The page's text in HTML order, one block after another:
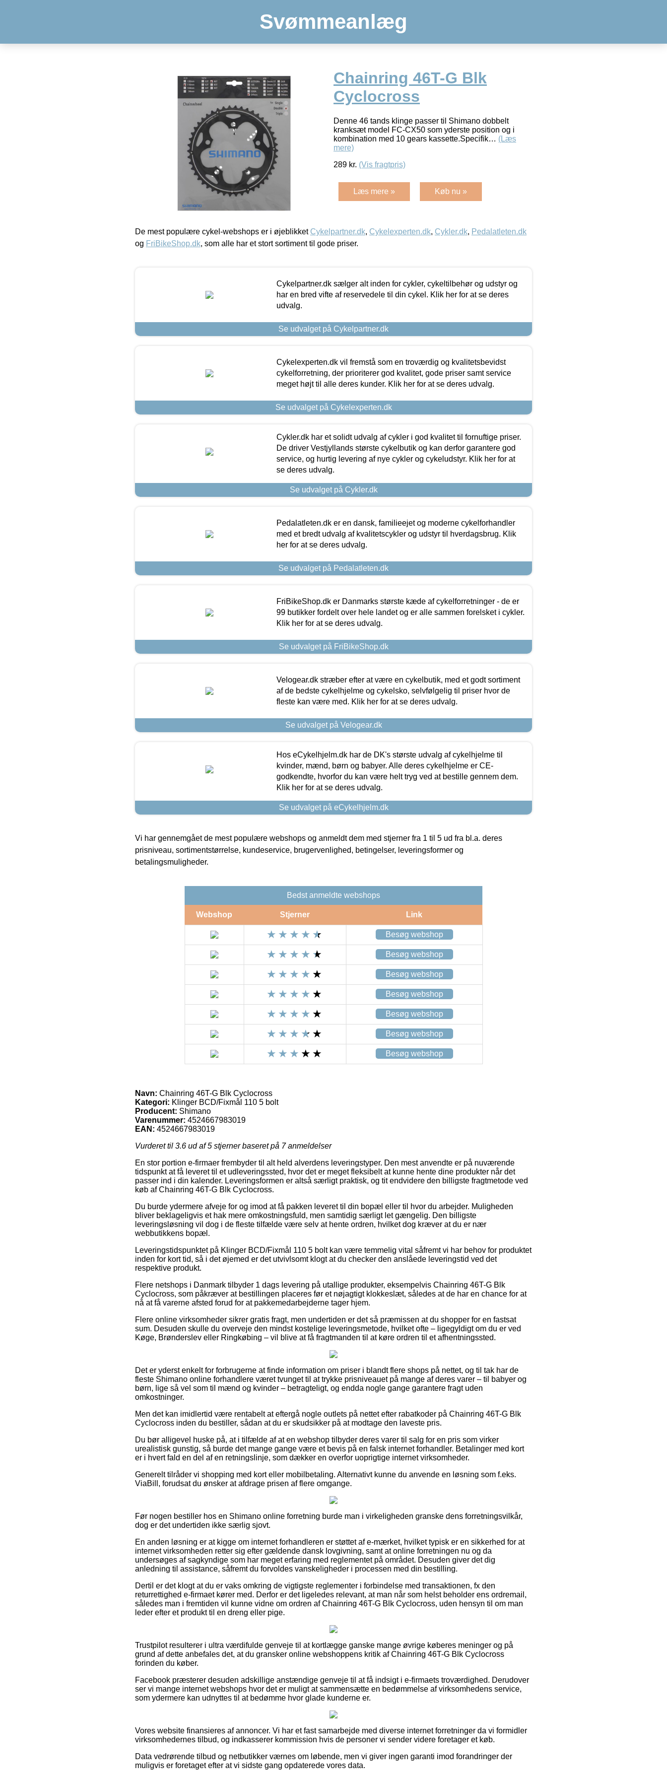
Svømmeanlæg
Chainring 46T-G Blk
Cyclocross
Denne 46 tands klinge passer til Shimano dobbelt
kranksæt model FC-CX50 som yderste position og i
kombination med 10 gears kassette.Specifik… (Læs
mere)
289 kr. (Vis fragtpris)
Læs mere » Køb nu »
De mest populære cykel-webshops er i øjeblikket Cykelpartner.dk, Cykelexperten.dk, Cykler.dk, Pedalatleten.dk
og FriBikeShop.dk, som alle har et stort sortiment til gode priser.
Cykelpartner.dk sælger alt inden for cykler, cykeltilbehør og udstyr og
har en bred vifte af reservedele til din cykel. Klik her for at se deres
udvalg.
Se udvalget på Cykelpartner.dk
Cykelexperten.dk vil fremstå som en troværdig og kvalitetsbevidst
cykelforretning, der prioriterer god kvalitet, gode priser samt service
meget højt til alle deres kunder. Klik her for at se deres udvalg.
Se udvalget på Cykelexperten.dk
Cykler.dk har et solidt udvalg af cykler i god kvalitet til fornuftige priser.
De driver Vestjyllands største cykelbutik og kan derfor garantere god
service, og hurtig levering af nye cykler og cykeludstyr. Klik her for at
se deres udvalg.
Se udvalget på Cykler.dk
Pedalatleten.dk er en dansk, familieejet og moderne cykelforhandler
med et bredt udvalg af kvalitetscykler og udstyr til hverdagsbrug. Klik
her for at se deres udvalg.
Se udvalget på Pedalatleten.dk
FriBikeShop.dk er Danmarks største kæde af cykelforretninger - de er
99 butikker fordelt over hele landet og er alle sammen forelsket i cykler.
Klik her for at se deres udvalg.
Se udvalget på FriBikeShop.dk
Velogear.dk stræber efter at være en cykelbutik, med et godt sortiment
af de bedste cykelhjelme og cykelsko, selvfølgelig til priser hvor de
fleste kan være med. Klik her for at se deres udvalg.
Se udvalget på Velogear.dk
Hos eCykelhjelm.dk har de DK's største udvalg af cykelhjelme til
kvinder, mænd, børn og babyer. Alle deres cykelhjelme er CE-
godkendte, hvorfor du kan være helt tryg ved at bestille gennem dem.
Klik her for at se deres udvalg.
Se udvalget på eCykelhjelm.dk
Vi har gennemgået de mest populære webshops og anmeldt dem med stjerner fra 1 til 5 ud fra bl.a. deres
prisniveau, sortimentstørrelse, kundeservice, brugervenlighed, betingelser, leveringsformer og
betalingsmuligheder.
Bedst anmeldte webshops
Webshop Stjerner Link
Besøg webshop
Besøg webshop
Besøg webshop
Besøg webshop
Besøg webshop
Besøg webshop
Besøg webshop
Navn: Chainring 46T-G Blk Cyclocross
Kategori: Klinger BCD/Fixmål 110 5 bolt
Producent: Shimano
Varenummer: 4524667983019
EAN: 4524667983019
Vurderet til 3.6 ud af 5 stjerner baseret på 7anmeldelser
En stor portion e-firmaer frembyder til alt held alverdens leveringstyper. Den mest anvendte er på nuværende
tidspunkt at få leveret til et udleveringssted, hvor det er meget fleksibelt at kunne hente dine produkter når det
passer ind i din kalender. Leveringsformen er altså særligt praktisk, og tit endvidere den billigste fragtmetode ved
køb af Chainring 46T-G Blk Cyclocross.
Du burde ydermere afveje for og imod at få pakken leveret til din bopæl eller til hvor du arbejder. Muligheden
bliver beklageligvis et hak mere omkostningsfuld, men samtidig særligt let gængelig. Den billigste
leveringsløsning vil dog i de fleste tilfælde være selv at hente ordren, hvilket dog kræver at du er nær
webbutikkens bopæl.
Leveringstidspunktet på Klinger BCD/Fixmål 110 5 bolt kan være temmelig vital såfremt vi har behov for produktet
inden for kort tid, så i det øjemed er det utvivlsomt klogt at du checker den anslåede leveringstid ved det
respektive produkt.
Flere netshops i Danmark tilbyder 1 dags levering på utallige produkter, eksempelvis Chainring 46T-G Blk
Cyclocross, som påkræver at bestillingen placeres før et nøjagtigt klokkeslæt, således at de har en chance for at
nå at få varerne afsted forud for at pakkemedarbejderne tager hjem.
Flere online virksomheder sikrer gratis fragt, men undertiden er det så præmissen at du shopper for en fastsat
sum. Desuden skulle du overveje den mindst kostelige leveringsmetode, hvilket ofte – ligegyldigt om du er ved
Køge, Brønderslev eller Ringkøbing – vil blive at få fragtmanden til at køre ordren til et afhentningssted.
Det er yderst enkelt for forbrugerne at finde information om priser i blandt flere shops på nettet, og til tak har de
fleste Shimano online forhandlere været tvunget til at trykke prisniveauet på mange af deres varer – til babyer og
børn, lige så vel som til mænd og kvinder – betragteligt, og endda nogle gange garantere fragt uden
omkostninger.
Men det kan imidlertid være rentabelt at eftergå nogle outlets på nettet efter rabatkoder på Chainring 46T-G Blk
Cyclocross inden du bestiller, sådan at du er skudsikker på at modtage den laveste pris.
Du bør alligevel huske på, at i tilfælde af at en webshop tilbyder deres varer til salg for en pris som virker
urealistisk gunstig, så burde det mange gange være et bevis på en falsk internet forhandler. Betalinger med kort
er i hvert fald en del af en retningslinje, som dækker en overfor uoprigtige internet virksomheder.
Generelt tilråder vi shopping med kort eller mobilbetaling. Alternativt kunne du anvende en løsning som f.eks.
ViaBill, forudsat du ønsker at afdrage prisen af flere omgange.
Før nogen bestiller hos en Shimano online forretning burde man i virkeligheden granske dens forretningsvilkår,
dog er det undertiden ikke særlig sjovt.
En anden løsning er at kigge om internet forhandleren er støttet af e-mærket, hvilket typisk er en sikkerhed for at
internet virksomheden retter sig efter gældende dansk lovgivning, samt at online forretningen nu og da
undersøges af sagkyndige som har meget erfaring med reglementet på området. Desuden giver det dig
anledning til assistance, såfremt du forvoldes vanskeligheder i processen med din bestilling.
Dertil er det klogt at du er vaks omkring de vigtigste reglementer i forbindelse med transaktionen, fx den
returrettighed e-firmaet kører med. Derfor er det ligeledes relevant, at man når som helst beholder ens ordremail,
således man i fremtiden vil kunne vidne om ordren af Chainring 46T-G Blk Cyclocross, uden hensyn til om man
leder efter et produkt til en dreng eller pige.
Trustpilot resulterer i ultra værdifulde genveje til at kortlægge ganske mange øvrige køberes meninger og på
grund af dette anbefales det, at du gransker online webshoppens kritik af Chainring 46T-G Blk Cyclocross
forinden du køber.
Facebook præsterer desuden adskillige anstændige genveje til at få indsigt i e-firmaets troværdighed. Derudover
ser vi mange internet webshops hvor det er muligt at sammensætte en bedømmelse af virksomhedens service,
som ydermere kan udnyttes til at bedømme hvor glade kunderne er.
Vores website finansieres af annoncer. Vi har et fast samarbejde med diverse internet forretninger da vi formidler
virksomhedernes tilbud, og indkasserer kommission hvis de personer vi sender videre foretager et køb.
Data vedrørende tilbud og netbutikker værnes om løbende, men vi giver ingen garanti imod forandringer der
muligvis er foretaget efter at vi sidste gang opdaterede vores data.